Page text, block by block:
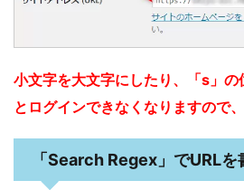
小文字を大文字にしたり、「s」の
とログインできなくなりますので
「Search Regex」でURLを